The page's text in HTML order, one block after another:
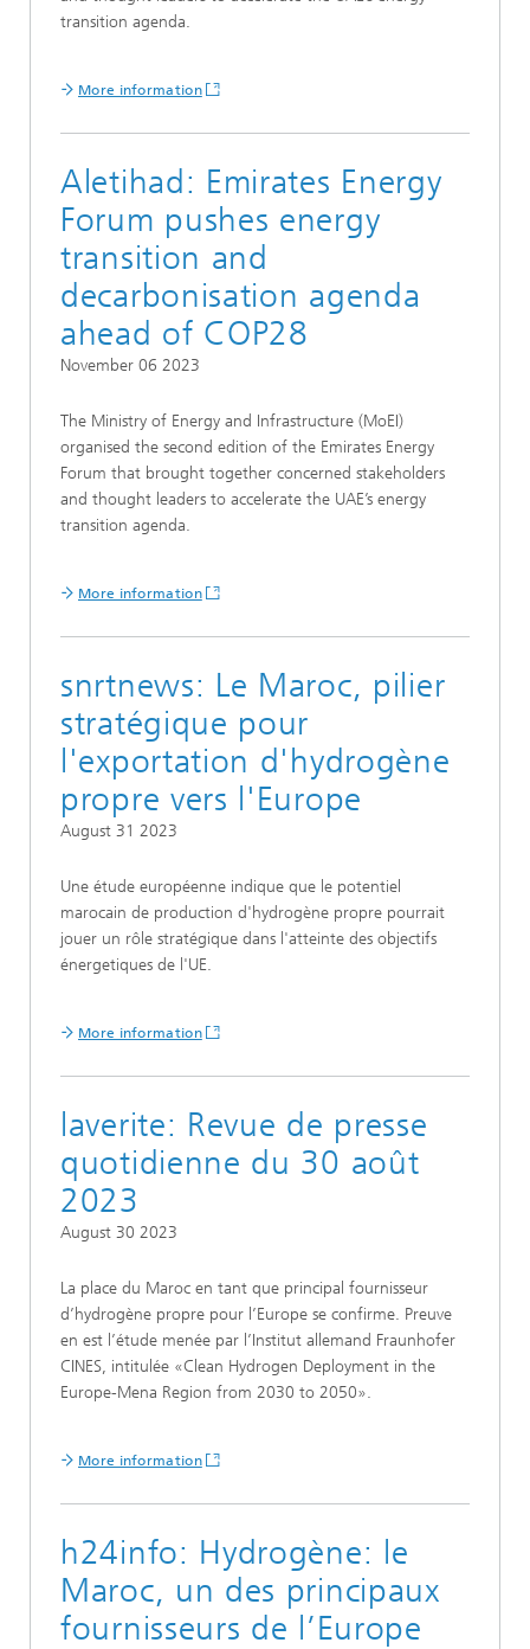
transition agenda.
More information
Aletihad: Emirates Energy
Forum pushes energy
transition and
decarbonisation agenda
ahead of COP28
November 06 2023
The Ministry of Energy and Infrastructure (MoEI)
organised the second edition of the Emirates Energy
Forum that brought together concerned stakeholders
and thought leaders to accelerate the UAE’s energy
transition agenda.
More information
snrtnews: Le Maroc, pilier
stratégique pour
l'exportation d'hydrogène
propre vers l'Europe
August 31 2023
Une étude européenne indique que le potentiel
marocain de production d'hydrogène propre pourrait
jouer un rôle stratégique dans l'atteinte des objectifs
énergetiques de l'UE.
More information
laverite: Revue de presse
quotidienne du 30 août
2023
August 30 2023
La place du Maroc en tant que principal fournisseur
d’hydrogène propre pour l’Europe se confirme. Preuve
en est l’étude menée par l’Institut allemand Fraunhofer
CINES, intitulée «Clean Hydrogen Deployment in the
Europe-Mena Region from 2030 to 2050».
More information
h24info: Hydrogène: le
Maroc, un des principaux
fournisseurs de l’Europe